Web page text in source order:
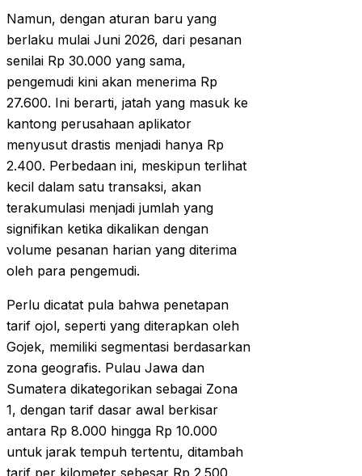
Namun, dengan aturan baru yang
berlaku mulai Juni 2026, dari pesanan
senilai Rp 30.000 yang sama,
pengemudi kini akan menerima Rp
27.600. Ini berarti, jatah yang masuk ke
kantong perusahaan aplikator
menyusut drastis menjadi hanya Rp
2.400. Perbedaan ini, meskipun terlihat
kecil dalam satu transaksi, akan
terakumulasi menjadi jumlah yang
signifikan ketika dikalikan dengan
volume pesanan harian yang diterima
oleh para pengemudi.
Perlu dicatat pula bahwa penetapan
tarif ojol, seperti yang diterapkan oleh
Gojek, memiliki segmentasi berdasarkan
zona geografis. Pulau Jawa dan
Sumatera dikategorikan sebagai Zona
1, dengan tarif dasar awal berkisar
antara Rp 8.000 hingga Rp 10.000
untuk jarak tempuh tertentu, ditambah